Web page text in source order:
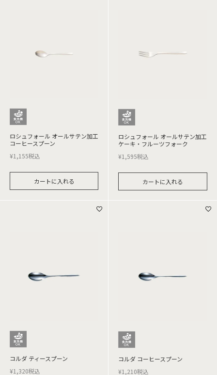
ロシュフォール オールサテン加工
コーヒースプーン
¥1,155税込
カートに入れる
ロシュフォール オールサテン加工
ケーキ・フルーツフォーク
¥1,595税込
カートに入れる
コルダ ティースプーン
¥1,320税込
コルダ コーヒースプーン
¥1,210税込